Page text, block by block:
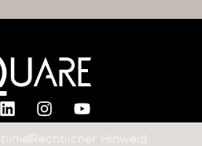
Rechtlicher Hinweis